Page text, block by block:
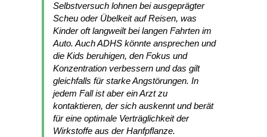
Selbstversuch lohnen bei ausgeprägter
Scheu oder Übelkeit auf Reisen, was
Kinder oft langweilt bei langen Fahrten im
Auto. Auch ADHS könnte ansprechen und
die Kids beruhigen, den Fokus und
Konzentration verbessern und das gilt
gleichfalls für starke Angstörungen. In
jedem Fall ist aber ein Arzt zu
kontaktieren, der sich auskennt und berät
für eine optimale Verträglichkeit der
Wirkstoffe aus der Hanfpflanze.